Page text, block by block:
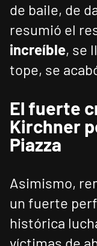
de baile, de
resumió el
increíble, se
tope, se
El fuerte
Kirchner
Piazza
Asimismo,
un fuerte
histórica